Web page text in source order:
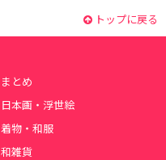
トップに戻る
まとめ
日本画・浮世絵
着物・和服
和雑貨